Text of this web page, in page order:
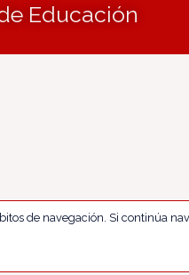
Educación
de navegación. Si continúa